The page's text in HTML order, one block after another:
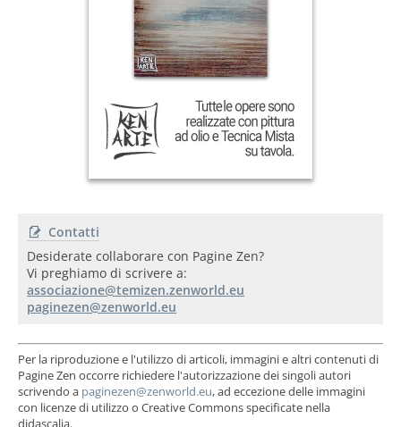
Contatti
Desiderate collaborare con Pagine Zen?
Vi preghiamo di scrivere a:
Per la riproduzione e l'utilizzo di articoli, immagini e altri contenuti di
Pagine Zen occorre richiedere l'autorizzazione dei singoli autori
scrivendo a
, ad eccezione delle immagini
con licenze di utilizzo o Creative Commons specificate nella
didascalia.